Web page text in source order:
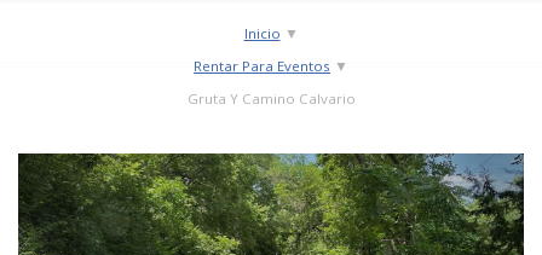
Ruta de navegación
Inicio
Rentar Para Eventos
Gruta Y Camino Calvario